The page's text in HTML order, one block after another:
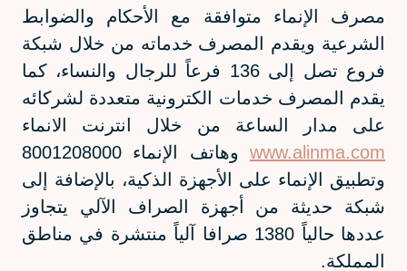
مصرف الإنماء متوافقة مع الأحكام والضوابط
الشرعية ويقدم المصرف خدماته من خلال شبكة
فروع تصل إلى136 فرعاً للرجال والنساء، كما
يقدم المصرف خدمات الكترونية متعددة لشركائه
على مدار الساعة من خلال انترنت الانماء
www.alinma.com
وهاتف الإنماء 8001208000
وتطبيق الإنماء على الأجهزة الذكية، بالإضافة إلى
شبكة حديثة من أجهزة الصراف الآلي يتجاوز
عددها حالياً 1380 صرافا آلياً منتشرة في مناطق
المملكة.